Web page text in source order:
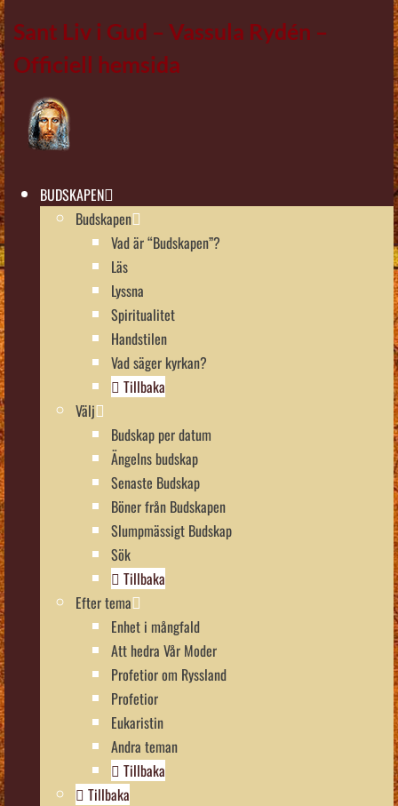
Sant Liv i Gud – Vassula Rydén –
Officiell hemsida
BUDSKAPEN
Budskapen
Vad är “Budskapen”?
Läs
Lyssna
Spiritualitet
Handstilen
Vad säger kyrkan?
Tillbaka
Välj
Budskap per datum
Ängelns budskap
Senaste Budskap
Böner från Budskapen
Slumpmässigt Budskap
Sök
Tillbaka
Efter tema
Enhet i mångfald
Att hedra Vår Moder
Profetior om Ryssland
Profetior
Eukaristin
Andra teman
Tillbaka
Tillbaka